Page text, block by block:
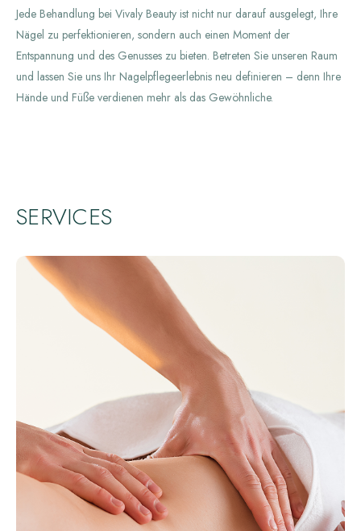
Jede Behandlung bei Vivaly Beauty ist nicht nur darauf ausgelegt, Ihre
Nägel zu perfektionieren, sondern auch einen Moment der
Entspannung und des Genusses zu bieten. Betreten Sie unseren Raum
und lassen Sie uns Ihr Nagelpflegeerlebnis neu definieren – denn Ihre
Hände und Füße verdienen mehr als das Gewöhnliche.
SERVICES